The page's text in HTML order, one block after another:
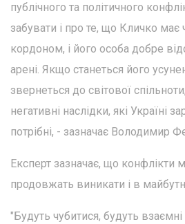
публічного та політичного
забувати і про те, що Кличко має
кордоном, і його особа добре
арені. Якщо станеться його
звернеться до світової
негативні наслідки, які Україні
потрібні, - зазначає Володимир
Експерт зазначає, що
продовжать виникати і в
"Будуть чубитися, будуть